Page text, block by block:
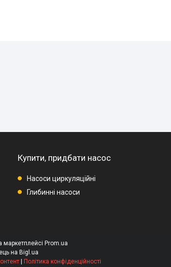
Купити, придбати насос
Насоси циркуляційні
Глибинні насоси
маркетплейсі Prom.ua
на Bigl.ua
| Політика конфіденційності